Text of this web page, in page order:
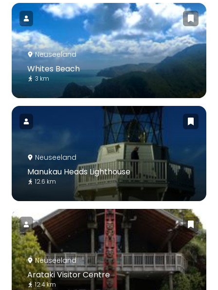
Neuseeland
Whites Beach
3 km
Neuseeland
Manukau Heads Lighthouse
12.6 km
Neuseeland
Arataki Visitor Centre
12.4 km